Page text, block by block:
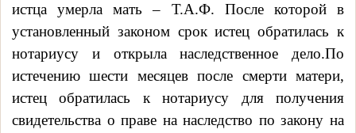
истца умерла мать – Т.А.Ф. После которой в
установленный законом срок истец обратилась к
нотариусу и открыла наследственное дело.По
истечению шести месяцев после смерти матери,
истец обратилась к нотариусу для получения
свидетельства о праве на наследство по закону на